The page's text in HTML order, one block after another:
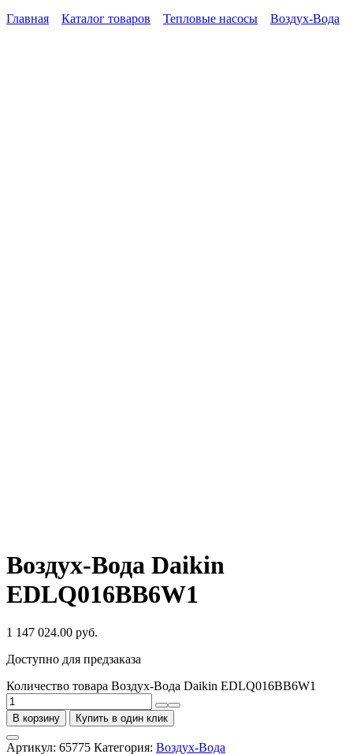
Главная
Каталог товаров Тепловые насосы Воздух-Вода
Воздух-Вода Daikin
EDLQ016BB6W1
1 147 024.00 руб.
Доступно для предзаказа
Количество товара Воздух-Вода Daikin EDLQ016BB6W1
В корзину Купить в один клик
Артикул: 65775 Категория: Воздух-Вода